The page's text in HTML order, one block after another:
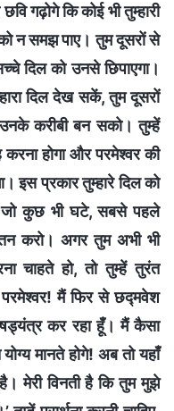
गढ़ोगे कि कोई भी तुम्हारी
न समझ पाए। तुम दूसरों से
दिल को उनसे छिपाएगा।
दिल देख सकें, तुम दूसरों
करीबी बन सको। तुम्हें
करना होगा और परमेश्वर की
इस प्रकार तुम्हारे दिल को
जो कुछ भी घटे, सबसे पहले
करो। अगर तुम अभी भी
चाहते हो, तो तुम्हें तुरंत
परमेश्वर! मैं फिर से छद्मवेश
कर रहा हूँ। मैं कैसा
मानते होगे! अब तो यहाँ
मेरी विनती है कि तुम मुझे